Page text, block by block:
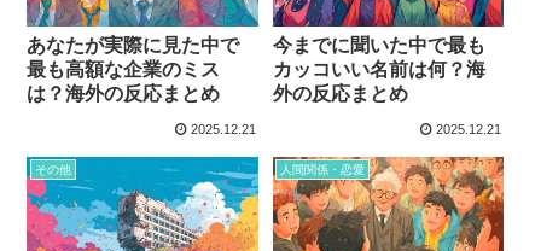
あなたが実際に見た中で
最も高額な企業のミス
は？海外の反応まとめ
2025.12.21
今までに聞いた中で最も
カッコいい名前は何？海
外の反応まとめ
2025.12.21
その他 人間関係・恋愛